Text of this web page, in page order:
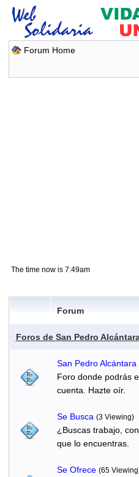
Forum Home
The time now is 7:49am
Forum
Foros de San Pedro
San Pedro Alcántara
Foro donde podrás
cuenta. Hazte oír.
Se Busca (3 Viewing)
¿Buscas trabajo,
que lo encuentras.
Se Ofrece (65